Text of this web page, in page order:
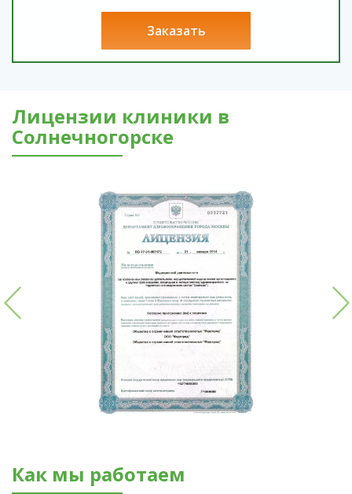
заказать
Лицензии клиники в
Солнечногорске
Как мы работаем